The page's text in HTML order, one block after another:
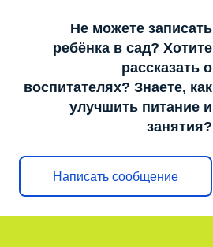
Не можете записать
ребёнка в сад? Хотите
рассказать о
воспитателях? Знаете, как
улучшить питание и
занятия?
Написать сообщение